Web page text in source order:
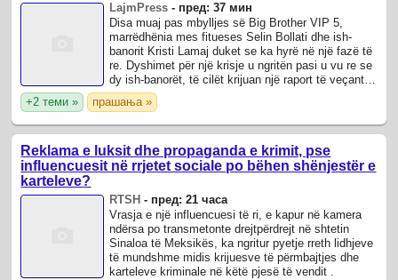
LajmPress - пред: 37 мин
Disa muaj pas mbylljes së Big Brother VIP 5,
marrëdhënia mes fitueses Selin Bollati dhe ish-
banorit Kristi Lamaj duket se ka hyrë në një fazë të
re. Dyshimet për një krisje u ngritën pasi u vu re se
dy ish-banorët, të cilët krijuan një raport të veçantë
brenda shtëpisë, nuk e ...
+2 теми » прашања »
Reklama e luksit dhe propaganda e krimit, pse
influencuesit në rrjetet sociale po bëhen shënjestër e
karteleve?
RTSH - пред: 21 часа
Vrasja e një influencuesi të ri, e kapur në kamera
ndërsa po transmetonte drejtpërdrejt në shtetin
Sinaloa të Meksikës, ka ngritur pyetje rreth lidhjeve
të mundshme midis krijuesve të përmbajtjes dhe
karteleve kriminale në këtë pjesë të vendit .